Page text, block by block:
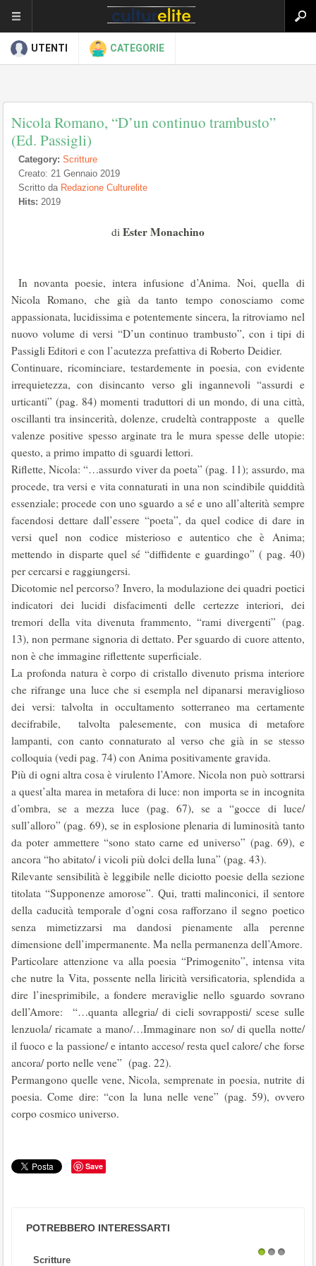
UTENTI CATEGORIE
Nicola Romano, “D’un continuo trambusto”
(Ed. Passigli)
Category: Scritture
Creato: 21 Gennaio 2019
Scritto da Redazione Culturelite
Hits: 2019
di Ester Monachino
In novanta poesie, intera infusione d’Anima. Noi, quella di
Nicola Romano, che già da tanto tempo conosciamo come
appassionata, lucidissima e potentemente sincera, la ritroviamo nel
nuovo volume di versi “D’un continuo trambusto”, con i tipi di
Passigli Editori e con l’acutezza prefattiva di Roberto Deidier.
Continuare, ricominciare, testardemente in poesia, con evidente
irrequietezza, con disincanto verso gli ingannevoli “assurdi e
urticanti” (pag. 84) momenti traduttori di un mondo, di una città,
oscillanti tra insincerità, dolenze, crudeltà contrapposte a quelle
valenze positive spesso arginate tra le mura spesse delle utopie:
questo, a primo impatto di sguardi lettori.
Riflette, Nicola: “…assurdo viver da poeta” (pag. 11); assurdo, ma
procede, tra versi e vita connaturati in una non scindibile quiddità
essenziale; procede con uno sguardo a sé e uno all’alterità sempre
facendosi dettare dall’essere “poeta”, da quel codice di dare in
versi quel non codice misterioso e autentico che è Anima;
mettendo in disparte quel sé “diffidente e guardingo” ( pag. 40)
per cercarsi e raggiungersi.
Dicotomie nel percorso? Invero, la modulazione dei quadri poetici
indicatori dei lucidi disfacimenti delle certezze interiori, dei
tremori della vita divenuta frammento, “rami divergenti” (pag.
13), non permane signoria di dettato. Per sguardo di cuore attento,
non è che immagine riflettente superficiale.
La profonda natura è corpo di cristallo divenuto prisma interiore
che rifrange una luce che si esempla nel dipanarsi meraviglioso
dei versi: talvolta in occultamento sotterraneo ma certamente
decifrabile, talvolta palesemente, con musica di metafore
lampanti, con canto connaturato al verso che già in se stesso
colloquia (vedi pag. 74) con Anima positivamente gravida.
Più di ogni altra cosa è virulento l’Amore. Nicola non può sottrarsi
a quest’alta marea in metafora di luce: non importa se in incognita
d’ombra, se a mezza luce (pag. 67), se a “gocce di luce/
sull’alloro” (pag. 69), se in esplosione plenaria di luminosità tanto
da poter ammettere “sono stato carne ed universo” (pag. 69), e
ancora “ho abitato/ i vicoli più dolci della luna” (pag. 43).
Rilevante sensibilità è leggibile nelle diciotto poesie della sezione
titolata “Supponenze amorose”. Qui, tratti malinconici, il sentore
della caducità temporale d’ogni cosa rafforzano il segno poetico
senza mimetizzarsi ma dandosi pienamente alla perenne
dimensione dell’impermanente. Ma nella permanenza dell’Amore.
Particolare attenzione va alla poesia “Primogenito”, intensa vita
che nutre la Vita, possente nella liricità versificatoria, splendida a
dire l’inesprimibile, a fondere meraviglie nello sguardo sovrano
dell’Amore: “…quanta allegria/ di cieli sovrapposti/ scese sulle
lenzuola/ ricamate a mano/…Immaginare non so/ di quella notte/
il fuoco e la passione/ e intanto acceso/ resta quel calore/ che forse
ancora/ porto nelle vene” (pag. 22).
Permangono quelle vene, Nicola, semprenate in poesia, nutrite di
poesia. Come dire: “con la luna nelle vene” (pag. 59), ovvero
corpo cosmico universo.
Save
POTREBBERO INTERESSARTI
Scritture